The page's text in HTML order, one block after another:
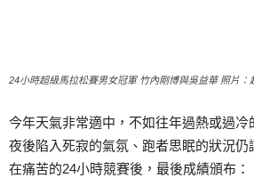
24小時超級馬拉松賽男女冠軍 竹內剛博與吳益華 照片：
今年天氣非常適中，不如往年過熱或過冷
夜後陷入死寂的氣氛、跑者思眠的狀況仍
在痛苦的24小時競賽後，最後成績頒布：